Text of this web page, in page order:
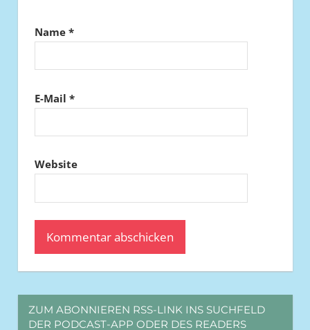
Name *
E-Mail *
Website
ZUM ABONNIEREN RSS-LINK INS SUCHFELD
DER PODCAST-APP ODER DES READERS